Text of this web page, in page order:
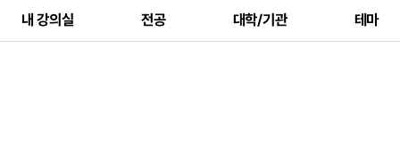
내 강의실 전공 대학/기관 테마